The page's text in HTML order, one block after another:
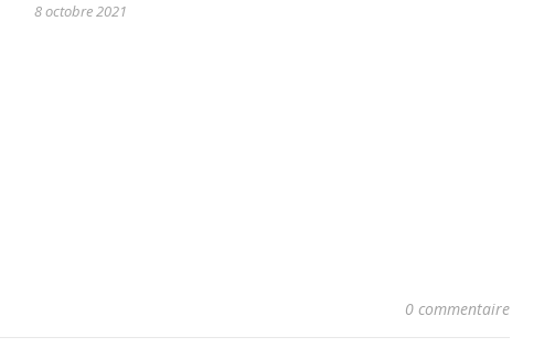
8 octobre 2021
0 commentaire